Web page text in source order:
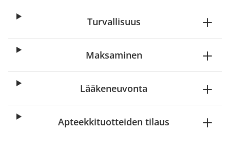
Turvallisuus
Maksaminen
Lääkeneuvonta
Apteekkituotteiden tilaus